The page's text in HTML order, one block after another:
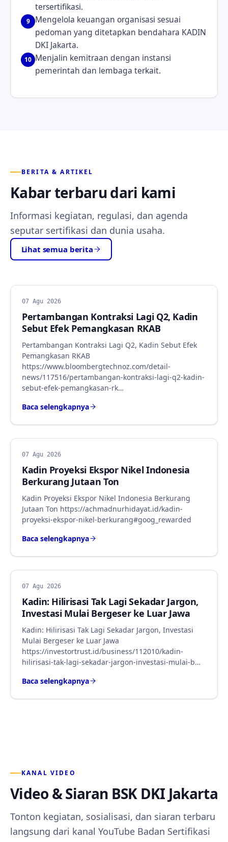
tersertifikasi.
9
Mengelola keuangan organisasi sesuai
pedoman yang ditetapkan bendahara KADIN
DKI Jakarta.
10 Menjalin kemitraan dengan instansi
pemerintah dan lembaga terkait.
BERITA & ARTIKEL
Kabar terbaru dari kami
Informasi kegiatan, regulasi, dan agenda
seputar sertifikasi dan dunia usaha.
Lihat semua berita
BERITA
07 Agu 2026
Pertambangan Kontraksi Lagi Q2, Kadin
Sebut Efek Pemangkasan RKAB
Pertambangan Kontraksi Lagi Q2, Kadin Sebut Efek
Pemangkasan RKAB
https://www.bloombergtechnoz.com/detail-
news/117516/pertambangan-kontraksi-lagi-q2-kadin-
sebut-efek-pemangkasan-rk…
Baca selengkapnya
BERITA
07 Agu 2026
Kadin Proyeksi Ekspor Nikel Indonesia
Berkurang Jutaan Ton
Kadin Proyeksi Ekspor Nikel Indonesia Berkurang
Jutaan Ton https://achmadnurhidayat.id/kadin-
proyeksi-ekspor-nikel-berkurang#goog_rewarded
Baca selengkapnya
BERITA
07 Agu 2026
Kadin: Hilirisasi Tak Lagi Sekadar Jargon,
Investasi Mulai Bergeser ke Luar Jawa
Kadin: Hilirisasi Tak Lagi Sekadar Jargon, Investasi
Mulai Bergeser ke Luar Jawa
https://investortrust.id/business/112010/kadin-
hilirisasi-tak-lagi-sekadar-jargon-investasi-mulai-b…
Baca selengkapnya
KANAL VIDEO
Video & Siaran BSK DKI Jakarta
Tonton kegiatan, sosialisasi, dan siaran terbaru
langsung dari kanal YouTube Badan Sertifikasi